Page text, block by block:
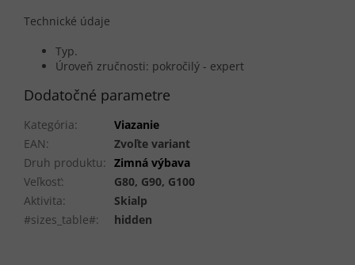
Technické údaje
Typ.
Úroveň zručnosti: pokročilý - expert
Dodatočné parametre
Kategória:
Viazanie
EAN:
Zvoľte variant
Druh produktu: Zimná výbava
Veľkosť:
G80, G90, G100
Aktivita:
Skialp
#sizes_table#: hidden